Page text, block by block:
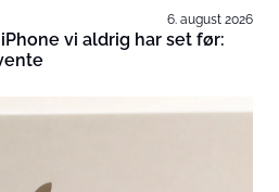
6. august 2026
vi aldrig har set før: